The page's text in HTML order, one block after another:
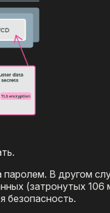
В другом
(затронутых 106
безопасность.